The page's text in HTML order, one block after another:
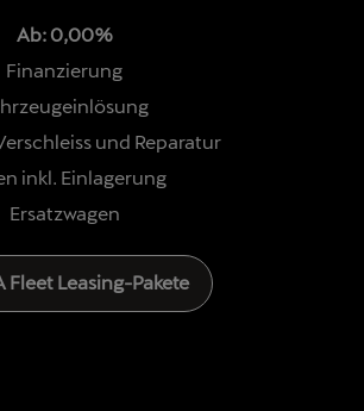
Ab: 0,00%
Finanzierung
und Reparatur
inkl. Einlagerung
Ersatzwagen
Fleet Leasing-Pakete